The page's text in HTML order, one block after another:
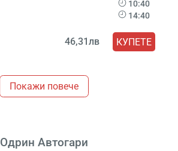
10:40
14:40
46,31лв КУПЕТЕ
Покажи повече
Одрин Aвтогари